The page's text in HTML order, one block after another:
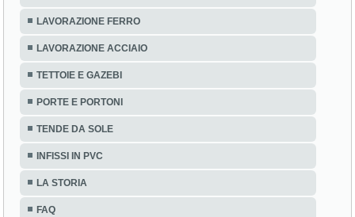
LAVORAZIONE FERRO
LAVORAZIONE ACCIAIO
TETTOIE E GAZEBI
PORTE E PORTONI
TENDE DA SOLE
INFISSI IN PVC
LA STORIA
FAQ